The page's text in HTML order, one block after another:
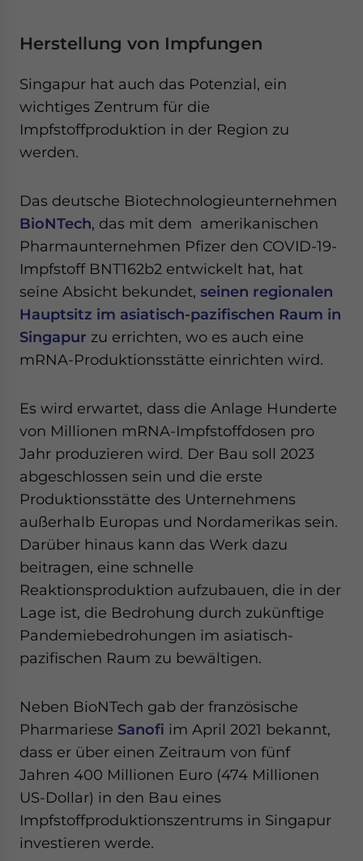
Herstellung von Impfungen
Singapur hat auch das Potenzial, ein
wichtiges Zentrum für die
Impfstoffproduktion in der Region zu
werden.
Das deutsche Biotechnologieunternehmen
BioNTech, das mit dem amerikanischen
Pharmaunternehmen Pfizer den COVID-19-
Impfstoff BNT162b2 entwickelt hat, hat
seine Absicht bekundet, seinen regionalen
Hauptsitz im asiatisch-pazifischen Raum in
Singapur zu errichten, wo es auch eine
mRNA-Produktionsstätte einrichten wird.
Es wird erwartet, dass die Anlage Hunderte
von Millionen mRNA-Impfstoffdosen pro
Jahr produzieren wird. Der Bau soll 2023
abgeschlossen sein und die erste
Produktionsstätte des Unternehmens
außerhalb Europas und Nordamerikas sein.
Darüber hinaus kann das Werk dazu
beitragen, eine schnelle
Reaktionsproduktion aufzubauen, die in der
Lage ist, die Bedrohung durch zukünftige
Pandemiebedrohungen im asiatisch-
pazifischen Raum zu bewältigen.
Neben BioNTech gab der französische
Pharmariese Sanofi im April 2021 bekannt,
dass er über einen Zeitraum von fünf
Jahren 400 Millionen Euro (474 Millionen
US-Dollar) in den Bau eines
Impfstoffproduktionszentrums in Singapur
investieren werde.